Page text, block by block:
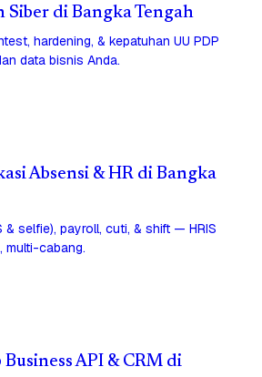
Siber di Bangka Tengah
hardening, & kepatuhan UU PDP
data bisnis Anda.
Absensi & HR di Bangka
& selfie), payroll, cuti, & shift — HRIS
multi-cabang.
Business API & CRM di